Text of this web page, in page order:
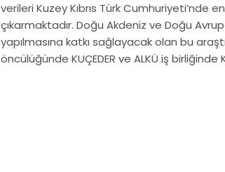
verileri Kuzey Kıbrıs Türk
çıkarmaktadır. Doğu Akdeniz ve Doğu
yapılmasına katkı sağlayacak olan bu
öncülüğündeKUÇEDER ve ALKÜ iş birliğinde